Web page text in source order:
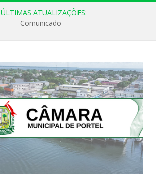
ÚLTIMAS ATUALIZAÇÕES:
Comunicado